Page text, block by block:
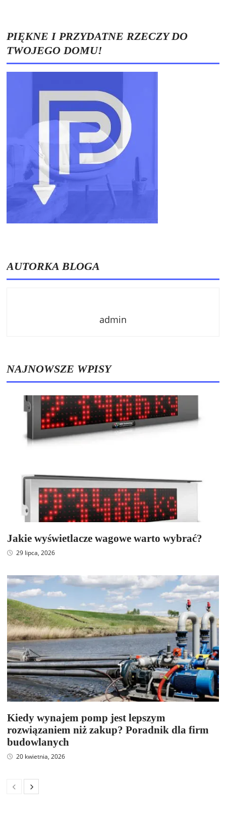
PIĘKNE I PRZYDATNE RZECZY DO
TWOJEGO DOMU!
AUTORKA BLOGA
admin
NAJNOWSZE WPISY
Jakie wyświetlacze wagowe warto wybrać?
29 lipca, 2026
Kiedy wynajem pomp jest lepszym
rozwiązaniem niż zakup? Poradnik dla firm
budowlanych
20 kwietnia, 2026